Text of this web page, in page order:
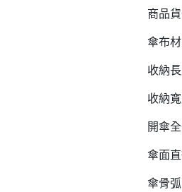
商品
傘布
收納
收納
開傘
傘面
傘骨